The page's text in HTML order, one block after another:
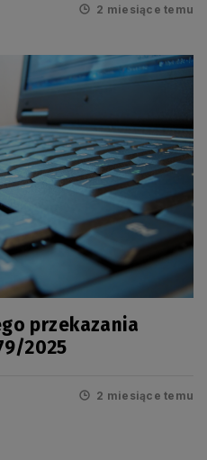
2 miesiące temu
przekazania
2025
2 miesiące temu